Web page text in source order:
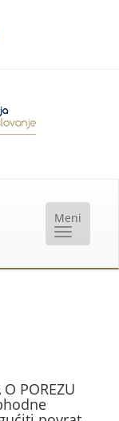
POREZU